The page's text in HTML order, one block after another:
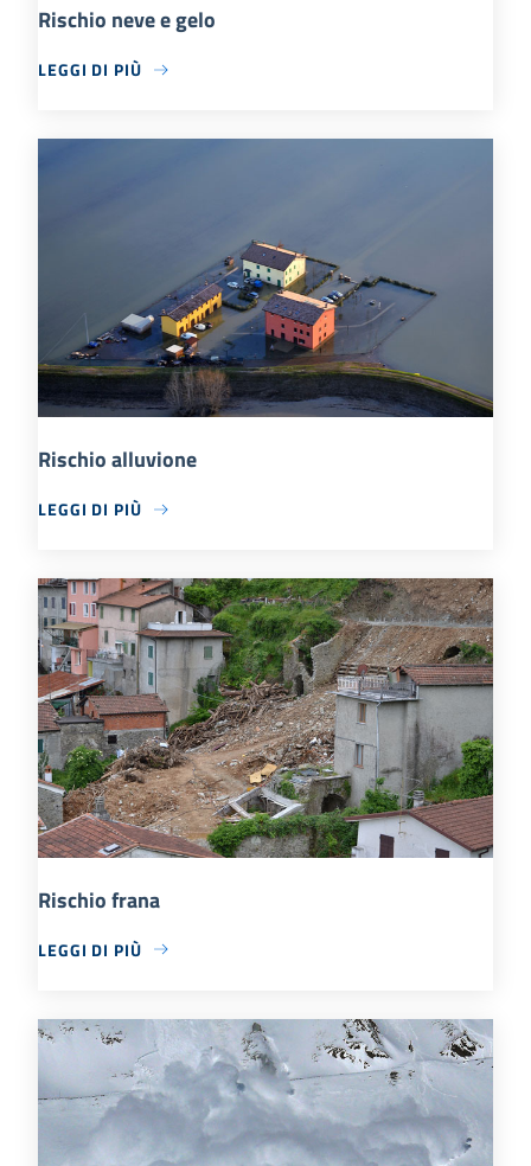
Rischio neve e gelo
LEGGI DI PIÙ
Rischio alluvione
LEGGI DI PIÙ
Rischio frana
LEGGI DI PIÙ